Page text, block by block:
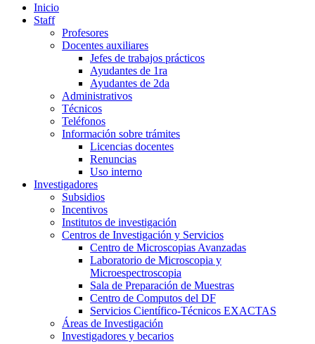
Inicio
Staff
Profesores
Docentes auxiliares
Jefes de trabajos prácticos
Ayudantes de 1ra
Ayudantes de 2da
Administrativos
Técnicos
Teléfonos
Información sobre trámites
Licencias docentes
Renuncias
Uso interno
Investigadores
Subsidios
Incentivos
Institutos de investigación
Centros de Investigación y Servicios
Centro de Microscopias Avanzadas
Laboratorio de Microscopia y
Microespectroscopia
Sala de Preparación de Muestras
Centro de Computos del DF
Servicios Científico-Técnicos EXACTAS
Áreas de Investigación
Investigadores y becarios